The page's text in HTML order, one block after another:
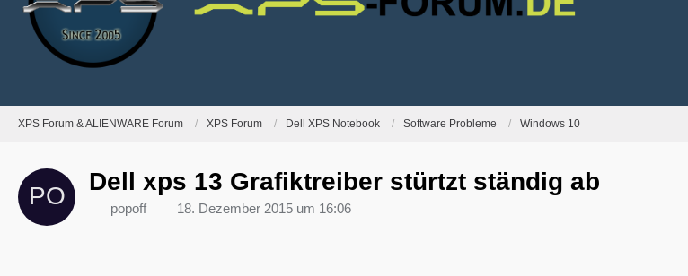
XPS Forum & ALIENWARE Forum XPS Forum Dell XPS Notebook Software Probleme Windows 10
Dell xps 13 Grafiktreiber stürtzt ständig ab
popoff 18. Dezember 2015 um 16:06